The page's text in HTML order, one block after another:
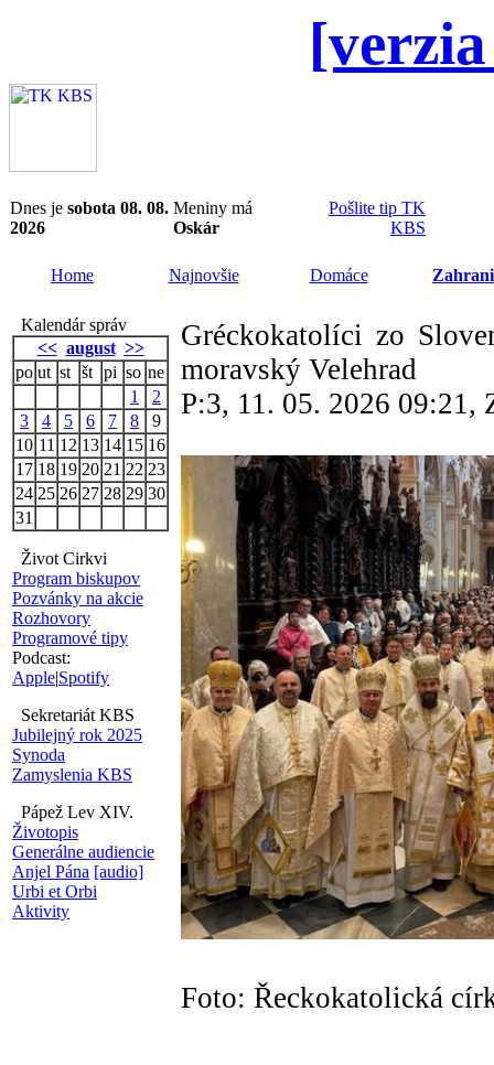
Dnes je sobota 08. 08.
2026
Meniny má
Oskár
Pošlite tip TK
KBS
Home Najnovšie Domáce
Kalendár správ
<< august >>
po ut st št pi so ne
1
2
3
4 5 6 7 8
9
10 11 12 13 14 15 16
17 18 19 20 21 22 23
24 25 26 27 28 29 30
31
Život Cirkvi
Program biskupov
Pozvánky na akcie
Rozhovory
Programové tipy
Podcast:
Apple|Spotify
Sekretariát KBS
Jubilejný rok 2025
Synoda
Zamyslenia KBS
Pápež Lev XIV.
Životopis
Generálne audiencie
Anjel Pána [audio]
Urbi et Orbi
Aktivity
Gréckokatolíci zo
moravský Velehrad
P:3, 11. 05. 2026 09:21,
Foto: Řeckokatolická